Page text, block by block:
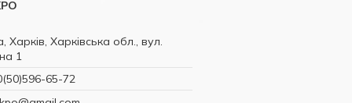
Харків, Харківська обл., вул.
1
65-72